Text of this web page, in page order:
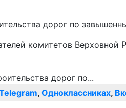
дорог по
комитетов
, Одноклассниках,